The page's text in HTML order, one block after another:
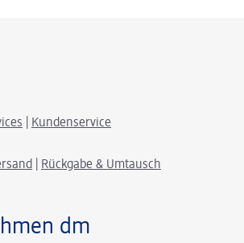
Kundenservice
Rückgabe & Umtausch
dm